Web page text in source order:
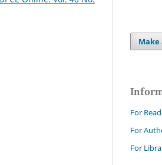
Make
For
For
For